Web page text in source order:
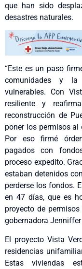
que han sido
desastres naturales.
“Este es un paso
comunidades y la
vulnerables. Con
resiliente y
reconstrucción de
poner los permisos al
Por eso firmé
pagados con
proceso expedito.
estaban detenidos
perderse los fondos.
en 47 días, que es
proyecto de permisos
gobernadora
El proyecto Vista
residencias
Estas viviendas